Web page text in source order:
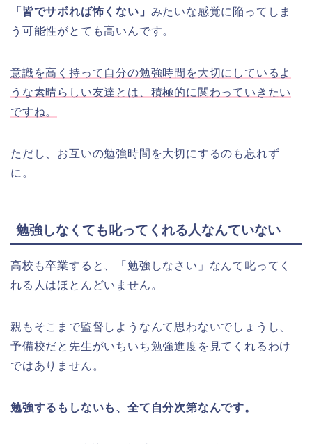
「皆でサボれば怖くない」 みたいな感覚に陥ってしま
う可能性がとても高いんです。
意識を高く持って自分の勉強時間を大切にしているよ
うな素晴らしい友達とは、積極的に関わっていきたい
ですね。
ただし、お互いの勉強時間を大切にするのも忘れず
に。
勉強しなくても叱ってくれる人なんていない
高校も卒業すると、「勉強しなさい」なんて叱ってく
れる人はほとんどいません。
親もそこまで監督しようなんて思わないでしょうし、
予備校だと先生がいちいち勉強進度を見てくれるわけ
ではありません。
勉強するもしないも、全て自分次第なんです。